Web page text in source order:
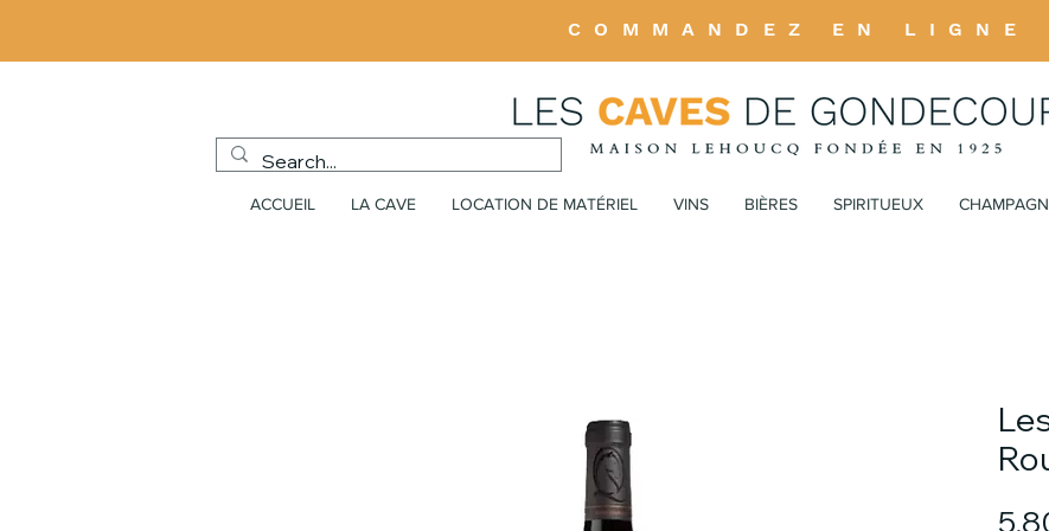
COMMANDEZ EN LIGNE
ACCUEIL LA CAVE LOCATION DE MATÉRIEL VINS BIÈRES SPIRITUEUX